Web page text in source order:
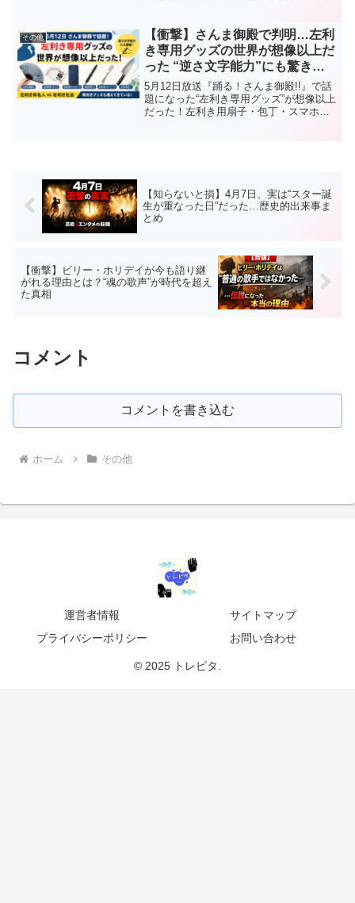
題の理由とは？
その他
【衝撃】さんま御殿で判明…左利
き専用グッズの世界が想像以上だ
った “逆さ文字能力”にも驚きの
声
5月12日放送『踊る！さんま御殿!!』で話
題になった“左利き専用グッズ”が想像以上
だった！左利き用扇子・包丁・スマホケ
【知らないと損】4月7日、実は“スター誕
生が重なった日”だった…歴史的出来事ま
とめ
【衝撃】ビリー・ホリデイが今も語り継
がれる理由とは？“魂の歌声”が時代を超え
た真相
コメント
コメントを書き込む
ホーム その他
運営者情報
サイトマップ
プライバシーポリシー
お問い合わせ
© 2025 トレピタ.